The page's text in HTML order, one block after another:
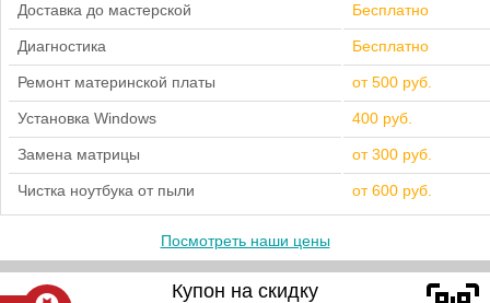
Доставка до мастерской Бесплатно
Диагностика Бесплатно
Ремонт материнской платы от 500 руб.
Установка Windows 400 руб.
Замена матрицы от 300 руб.
Чистка ноутбука от пыли от 600 руб.
Посмотреть наши цены
Купон на скидку